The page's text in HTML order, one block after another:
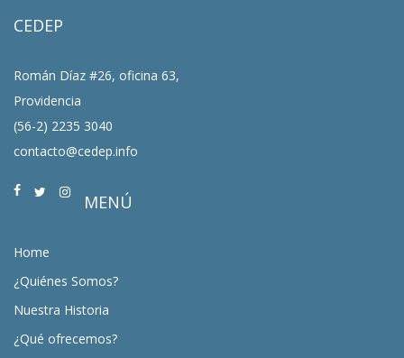
CEDEP
Román Díaz #26, oficina 63,
Providencia
(56-2) 2235 3040
contacto@cedep.info
MENÚ
Home
¿Quiénes Somos?
Nuestra Historia
¿Qué ofrecemos?